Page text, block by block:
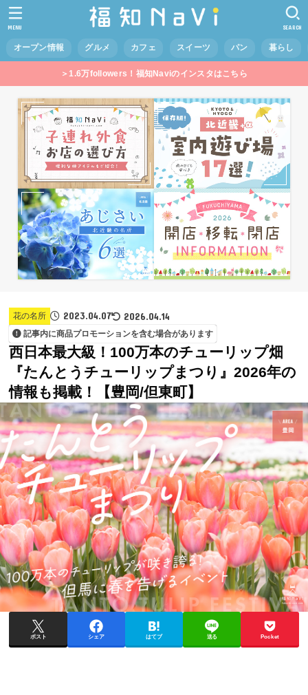
オープン情報 グルメ カフェ スイーツ パン 暮らし
SEARCH
MENU
＞1.6万followers！福知Naviのインスタはこちら
花の名所 2023.04.07 2026.04.14
記事内に商品プロモーションを含む場合があります
西日本最大級！100万本のチューリップ畑
『たんとうチューリップまつり』2026年の
情報も掲載！【豊岡/但東町】
ポスト シェア はてブ 送る Pocket